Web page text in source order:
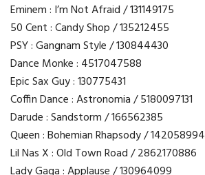
Eminem : I’m Not Afraid / 131149175
50 Cent : Candy Shop / 135212455
PSY : Gangnam Style / 130844430
Dance Monke : 4517047588
Epic Sax Guy : 130775431
Coffin Dance : Astronomia / 5180097131
Darude : Sandstorm / 166562385
Queen : Bohemian Rhapsody / 142058994
Lil Nas X : Old Town Road / 2862170886
Lady Gaga : Applause / 130964099